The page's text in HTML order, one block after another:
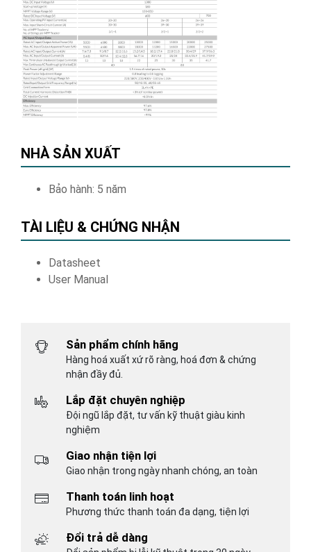
NHÀ SẢN XUẤT
Bảo hành: 5 năm
TÀI LIỆU & CHỨNG NHẬN
Datasheet
User Manual
Sản phẩm chính hãng
Hàng hoá xuất xứ rõ ràng, hoá đơn & chứng
nhận đầy đủ.
Lắp đặt chuyên nghiệp
Đội ngũ lắp đặt, tư vấn kỹ thuật giàu kinh
nghiệm
Giao nhận tiện lợi
Giao nhận trong ngày nhanh chóng, an toàn
Thanh toán linh hoạt
Phương thức thanh toán đa dạng, tiện lợi
Đổi trả dễ dàng